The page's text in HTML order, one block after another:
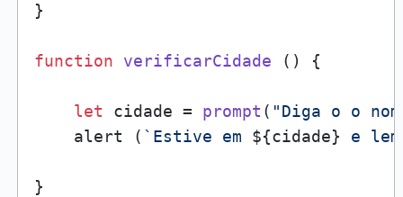
}
function verificarCidade () {
let cidade = prompt ( "Diga o o
    alert (
`Estive em ${cidade} e
}